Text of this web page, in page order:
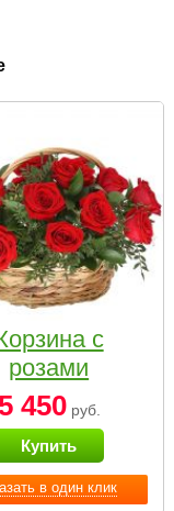
в один клик
с
розами
«Красный
Париж»
5 450руб.
Купить